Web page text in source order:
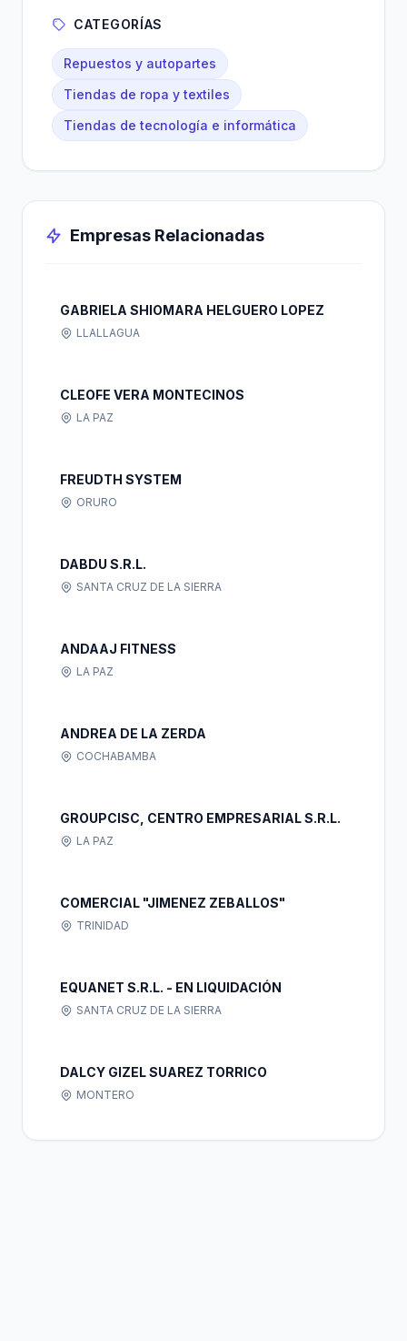
CATEGORÍAS
Repuestos y autopartes
Tiendas de ropa y textiles
Tiendas de tecnología e informática
Empresas Relacionadas
GABRIELA SHIOMARA HELGUERO LOPEZ
LLALLAGUA
CLEOFE VERA MONTECINOS
LA PAZ
FREUDTH SYSTEM
ORURO
DABDU S.R.L.
SANTA CRUZ DE LA SIERRA
ANDAAJ FITNESS
LA PAZ
ANDREA DE LA ZERDA
COCHABAMBA
GROUPCISC, CENTRO EMPRESARIAL S.R.L.
LA PAZ
COMERCIAL "JIMENEZ ZEBALLOS"
TRINIDAD
EQUANET S.R.L. - EN LIQUIDACIÓN
SANTA CRUZ DE LA SIERRA
DALCY GIZEL SUAREZ TORRICO
MONTERO